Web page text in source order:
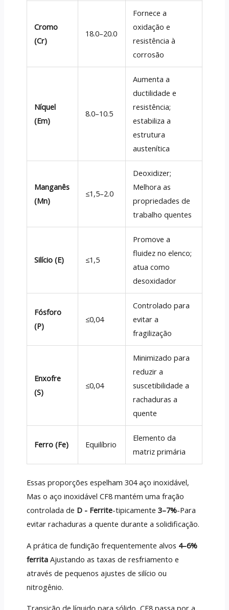
Cromo
(Cr)
18.0–20.0
Fornece a
oxidação e
resistência à
corrosão
Níquel
(Em)
8.0–10.5
Aumenta a
ductilidade e
resistência;
estabiliza a
estrutura
austenítica
Manganês
(Mn)
≤1,5–2.0
Deoxidizer;
Melhora as
propriedades de
trabalho quentes
Silício (E) ≤1,5
Promove a
fluidez no elenco;
atua como
desoxidador
Fósforo
(P)
≤0,04
Controlado para
evitar a
fragilização
Enxofre
(S)
≤0,04
Minimizado para
reduzir a
suscetibilidade a
rachaduras a
quente
Ferro (Fe) Equilíbrio
Elemento da
matriz primária
Essas proporções espelham 304 aço inoxidável,
Mas o aço inoxidável CF8 mantém uma fração
controlada de D - Ferrite-tipicamente 3–7%-Para
evitar rachaduras a quente durante a solidificação.
A prática de fundição frequentemente alvos 4–6%
ferritaAjustando as taxas de resfriamento e
através de pequenos ajustes de silício ou
nitrogênio.